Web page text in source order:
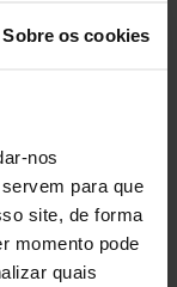
Sobre os cookies
nos
para que
site, de forma
momento pode
quais